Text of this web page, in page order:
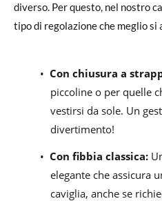
diverso. Per questo, nel nostro
tipo di regolazione che meglio
• Con chiusura a
piccoline o per quelle
vestirsi da sole. Un
divertimento!
• Con fibbia classica:
elegante che assicura
caviglia, anche se